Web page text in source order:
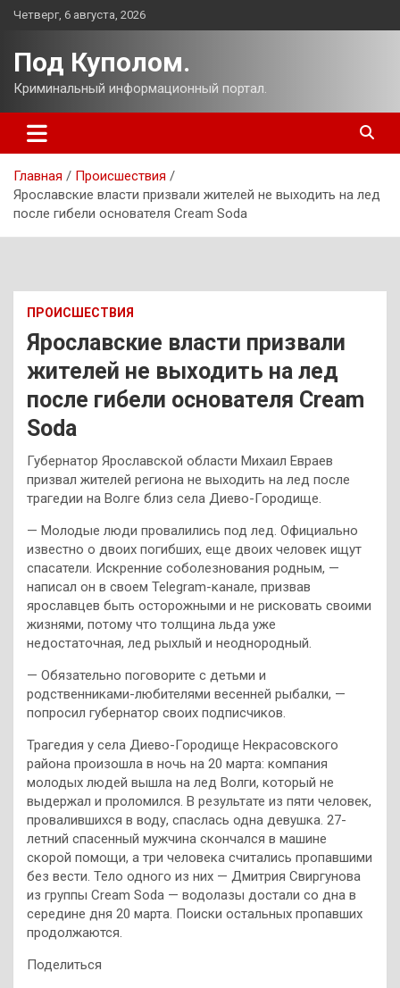
Перейти
Четверг, 6 августа, 2026
Под Куполом.
Криминальный информационный портал.
Главная
Происшествия
Ярославские власти призвали жителей не выходить на лед
после гибели основателя Cream Soda
ПРОИСШЕСТВИЯ
Ярославские власти призвали
жителей не выходить на лед
после гибели основателя Cream
Soda
Губернатор Ярославской области Михаил Евраев
призвал жителей региона не выходить на лед после
трагедии на Волге близ села Диево-Городище.
— Молодые люди провалились под лед. Официально
известно о двоих погибших, еще двоих человек ищут
спасатели. Искренние соболезнования родным, —
написал он в своем Telegram-канале, призвав
ярославцев быть осторожными и не рисковать своими
жизнями, потому что толщина льда уже
недостаточная, лед рыхлый и неоднородный.
— Обязательно поговорите с детьми и
родственниками-любителями весенней рыбалки, —
попросил губернатор своих подписчиков.
Трагедия у села Диево-Городище Некрасовского
района произошла в ночь на 20 марта: компания
молодых людей вышла на лед Волги, который не
выдержал и проломился. В результате из пяти человек,
провалившихся в воду, спаслась одна девушка. 27-
летний спасенный мужчина скончался в машине
скорой помощи, а три человека считались пропавшими
без вести. Тело одного из них — Дмитрия Свиргунова
из группы Cream Soda — водолазы достали со дна в
середине дня 20 марта. Поиски остальных пропавших
продолжаются.
Поделиться